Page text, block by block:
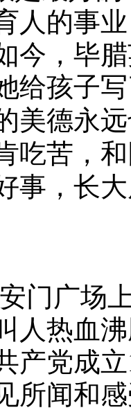
人的事
今，毕
给孩子
美德永
吃苦，
事，长
门广场
人热血
产党成
所闻和